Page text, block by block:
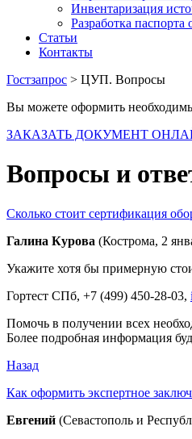
Инвентаризация
Разработка паспорта
Статьи
Контакты
Гостзапрос > ЦУП. Вопросы
Вы можете оформить
ЗАКАЗАТЬ ДОКУМЕНТ
Вопросы и
Сколько стоит сертификация
Галина Курова (Кострома, 2
Укажите хотя бы примерную
Гортест СПб, +7 (499) 450-28-03,
Помочь в получении всех
Более подробная информация
Назад
Как оформить экспертное
Евгений (Севастополь и